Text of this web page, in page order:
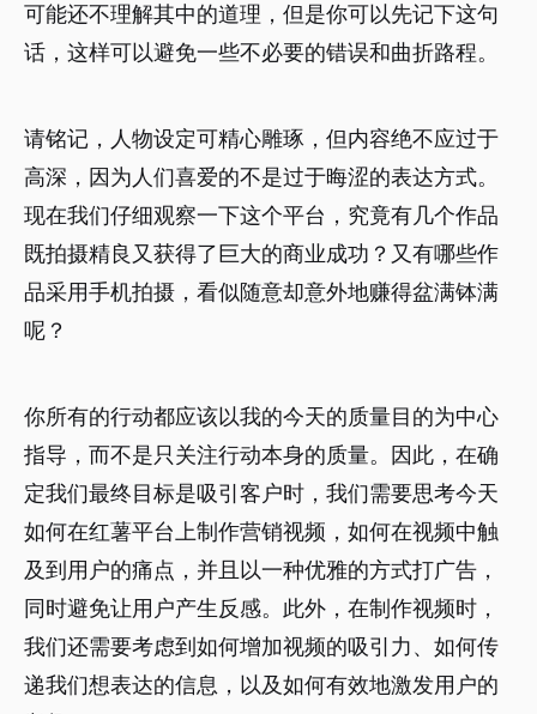
可能还不理解其中的道理，但是你可以先记下这句
话，这样可以避免一些不必要的错误和曲折路程。
请铭记，人物设定可精心雕琢，但内容绝不应过于
高深，因为人们喜爱的不是过于晦涩的表达方式。
现在我们仔细观察一下这个平台，究竟有几个作品
既拍摄精良又获得了巨大的商业成功？又有哪些作
品采用手机拍摄，看似随意却意外地赚得盆满钵满
呢？
你所有的行动都应该以我的今天的质量目的为中心
指导，而不是只关注行动本身的质量。因此，在确
定我们最终目标是吸引客户时，我们需要思考今天
如何在红薯平台上制作营销视频，如何在视频中触
及到用户的痛点，并且以一种优雅的方式打广告，
同时避免让用户产生反感。此外，在制作视频时，
我们还需要考虑到如何增加视频的吸引力、如何传
递我们想表达的信息，以及如何有效地激发用户的